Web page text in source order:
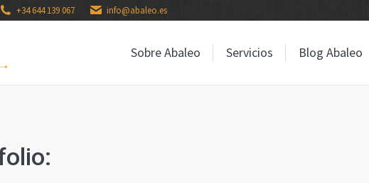
+34 644 139 067 info@abaleo.es
Sobre Abaleo Servicios Blog Abaleo